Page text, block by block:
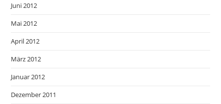
Juni 2012
Mai 2012
April 2012
März 2012
Januar 2012
Dezember 2011